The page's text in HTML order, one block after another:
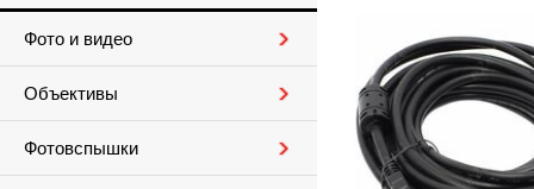
Фото и видео
Объективы
Фотовспышки